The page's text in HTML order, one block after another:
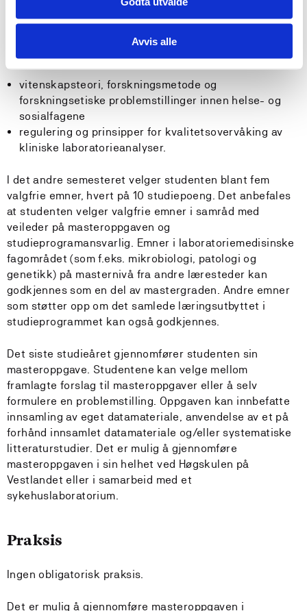
Avvis alle
Det første semesteret legger grunnlaget for studiet
med to obligatoriske emner, hvert på 15 studiepoeng,
vitenskapsteori, forskningsmetode og
forskningsetiske problemstillinger innen helse- og
sosialfagene
regulering og prinsipper for kvalitetsovervåking av
kliniske laboratorieanalyser.
I det andre semesteret velger studenten blant fem
valgfrie emner, hvert på 10 studiepoeng. Det anbefales
at studenten velger valgfrie emner i samråd med
veileder på masteroppgaven og
studieprogramansvarlig. Emner i laboratoriemedisinske
fagområdet (som f.eks. mikrobiologi, patologi og
genetikk) på masternivå fra andre læresteder kan
godkjennes som en del av mastergraden. Andre emner
som støtter opp om det samlede læringsutbyttet i
studieprogrammet kan også godkjennes.
Det siste studieåret gjennomfører studenten sin
masteroppgave. Studentene kan velge mellom
framlagte forslag til masteroppgaver eller å selv
formulere en problemstilling. Oppgaven kan innbefatte
innsamling av eget datamateriale, anvendelse av et på
forhånd innsamlet datamateriale og/eller systematiske
litteraturstudier. Det er mulig å gjennomføre
masteroppgaven i sin helhet ved Høgskulen på
Vestlandet eller i samarbeid med et
sykehuslaboratorium.
Praksis
Ingen obligatorisk praksis.
Det er mulig å gjennomføre masteroppgaven i